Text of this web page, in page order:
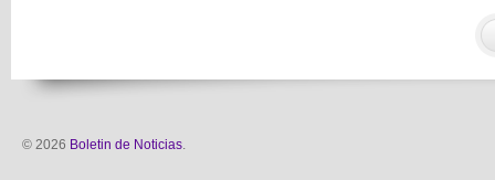
© 2026 Boletin de Noticias.